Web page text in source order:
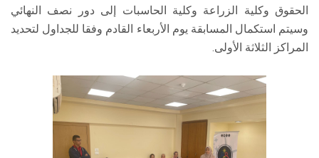
الحقوق وكلية الزراعة وكلية الحاسبات إلى دور نصف النهائي
وسيتم استكمال المسابقة يوم الأربعاء القادم وفقا للجداول لتحديد
المراكز الثلاثة الأولى.